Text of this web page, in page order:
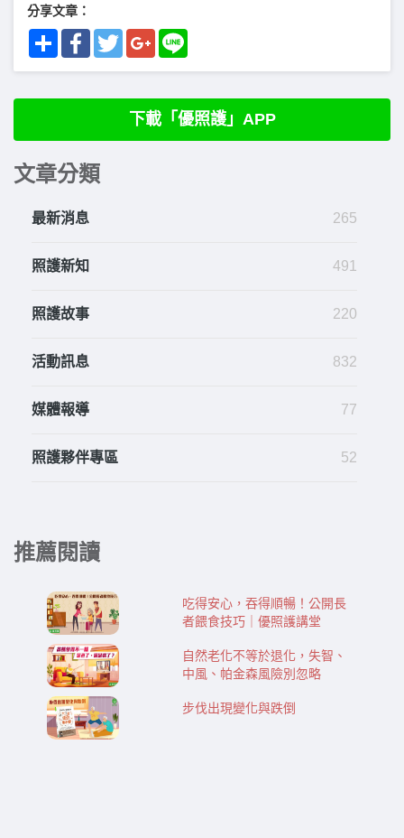
分享文章：
Share FacebookTwitterGoogle+
下載「優照護」APP
文章分類
最新消息 265
照護新知 491
照護故事 220
活動訊息 832
媒體報導 77
照護夥伴專區 52
推薦閱讀
吃得安心，吞得順暢！公開長
者餵食技巧｜優照護講堂
自然老化不等於退化，失智、
中風、帕金森風險別忽略
步伐出現變化與跌倒